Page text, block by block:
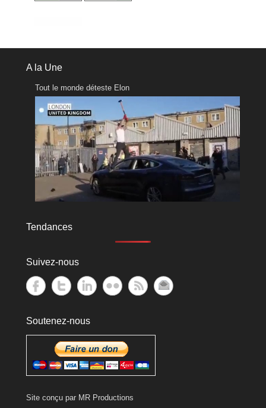
A la Une
Tout le monde déteste Elon
Tendances
Suivez-nous
Soutenez-nous
Site conçu par MR Productions